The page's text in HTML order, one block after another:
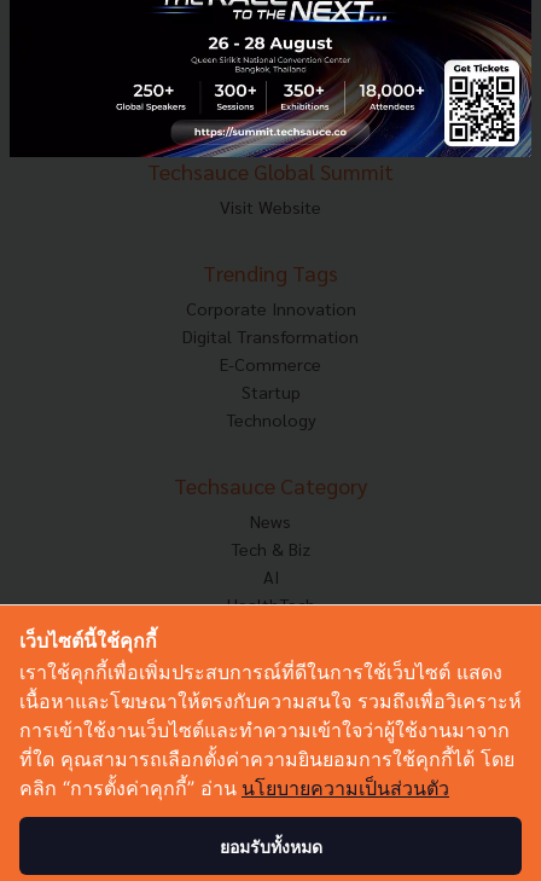
About Techsauce
Techsauce Services
Privacy Policy
ส่งบทความ
Techsauce Global Summit
Visit Website
Trending Tags
Corporate Innovation
Digital Transformation
E-Commerce
Startup
Technology
Techsauce Category
News
Tech & Biz
AI
HealthTech
Corp Innov
Saucy Thoughts
Sustainable
Videos
Podcast
เว็บไซต์นี้ใช้คุกกี้
เราใช้คุกกี้เพื่อเพิ่มประสบการณ์ที่ดีในการใช้เว็บไซต์ แสดง
เนื้อหาและโฆษณาให้ตรงกับความสนใจ รวมถึงเพื่อวิเคราะห์
การเข้าใช้งานเว็บไซต์และทำความเข้าใจว่าผู้ใช้งานมาจาก
ที่ใด คุณสามารถเลือกตั้งค่าความยินยอมการใช้คุกกี้ได้ โดย
คลิก “การตั้งค่าคุกกี้” อ่าน นโยบายความเป็นส่วนตัว
ยอมรับทั้งหมด